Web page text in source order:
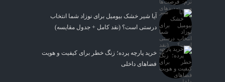
آیا شیر خشک بیومیل برای نوزاد شما انتخاب
درستی است؟ (نقد کامل + جدول مقایسه)
خرید پارچه پرده؛ زنگ خطر برای کیفیت و هویت
فضاهای داخلی